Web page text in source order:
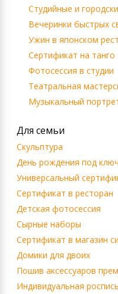
Студийные и
Вечеринки быстрых
Ужин в японском
Сертификат на танго
Фотосессия в студии
Театральная
Музыкальный
Для семьи
Скульптура
День рождения под ключ
Универсальный
Сертификат в ресторан
Детская фотосессия
Сырные наборы
Сертификат в магазин
Домики для двоих
Пошив аксессуаров
Индивидуальная